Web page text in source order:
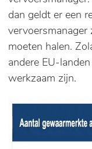
dan geldt er een
vervoersmanager
moeten halen.
andere EU-
werkzaam zijn.